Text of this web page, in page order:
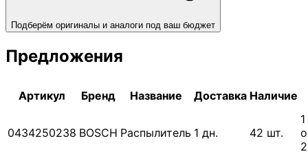
Подберём оригиналы и аналоги под ваш бюджет
Предложения
Артикул Бренд Название Доставка Наличие
0434250238 BOSCH Распылитель 1 дн. 42 шт.